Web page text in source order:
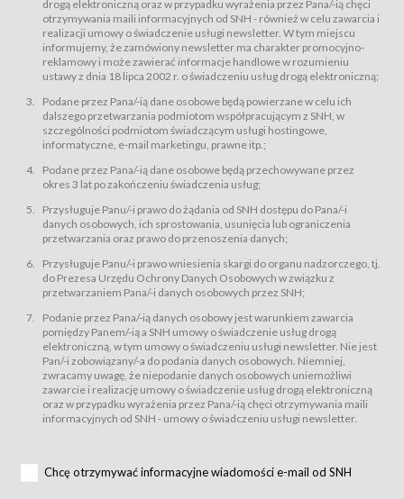
świadczenia Usługobiorcom Usług przez Usługodawcę, z
zastrzeżeniem usług, o których mowa w ust. 2 pkt. 4 i 5 poniżej, których
zasady świadczenia precyzują odrębne regulaminy,
przetwarzania przez Usługodawcę danych osobowych Usługobiorców
będących osobami fizycznymi.
świadczy Usługi drogą elektroniczną w rozumieniu ustawy z dnia 18 lipca
2002 r. o świadczeniu usług drogą elektroniczną (Dz.U. z 2002 r., Nr 144, poz.
1204, z późń. zm.). Usługi świadczone są nieodpłatnie.
usługę przeglądania i odczytywania przez Usługobiorców materiałów
zamieszczanych w Serwisie,
usługę utrzymywania konta użytkownika w Serwisie,
usługę newsletter,
usługę zawierania na odległość umów nabycia Karnetów i Biletów,
usługę zawierania na odległość umów sprzedaży w Sklepie.
dnia 18 lipca 2002 r. o świadczeniu usług drogą elektroniczną (Dz.U. z 2002
r., Nr 144, poz. 1204, z późń. zm.). Usługi świadczone są nieodpłatnie.
Na zasadach określonych w Regulaminie dostęp do Serwisu jest otwarty dla
Usługobiorca przed rozpoczęciem korzystania z Serwisu jest zobowiązany
zapoznać się z Regulaminem. Założenie konta w Serwisie oraz zamówienie
usługi newsletter za pośrednictwem przeznaczonego do tego formularza
zamieszczonego na stronach Serwisu dostępnych dla wszystkich
Usługobiorców wymaga akceptacji postanowień Regulaminu.
Usługobiorca zobowiązany jest do przestrzegania postanowień Regulaminu
od chwili rozpoczęcia korzystania z Serwisu.
Regulamin jest udostępniony Usługobiorcom nieodpłatnie za
Warunki techniczne korzystania z Usług
drogą elektroniczną oraz w przypadku wyrażenia przez Pana/-ią chęci
otrzymywania maili informacyjnych od SNH - również w celu zawarcia i
realizacji umowy o świadczenie usługi newsletter. W tym miejscu
informujemy, że zamówiony newsletter ma charakter promocyjno-
reklamowy i może zawierać informacje handlowe w rozumieniu
ustawy z dnia 18 lipca 2002 r. o świadczeniu usług drogą elektroniczną;
Podane przez Pana/-ią dane osobowe będą powierzane w celu ich
dalszego przetwarzania podmiotom współpracującym z SNH, w
szczególności podmiotom świadczącym usługi hostingowe,
informatyczne, e-mail marketingu, prawne itp.;
Podane przez Pana/-ią dane osobowe będą przechowywane przez
okres 3 lat po zakończeniu świadczenia usług;
Przysługuje Panu/-i prawo do żądania od SNH dostępu do Pana/-i
danych osobowych, ich sprostowania, usunięcia lub ograniczenia
przetwarzania oraz prawo do przenoszenia danych;
Przysługuje Panu/-i prawo wniesienia skargi do organu nadzorczego, tj.
do Prezesa Urzędu Ochrony Danych Osobowych w związku z
przetwarzaniem Pana/-i danych osobowych przez SNH;
Podanie przez Pana/-ią danych osobowy jest warunkiem zawarcia
pomiędzy Panem/-ią a SNH umowy o świadczenie usług drogą
elektroniczną, w tym umowy o świadczeniu usługi newsletter. Nie jest
Pan/-i zobowiązany/-a do podania danych osobowych. Niemniej,
zwracamy uwagę, że niepodanie danych osobowych uniemożliwi
zawarcie i realizację umowy o świadczenie usług drogą elektroniczną
oraz w przypadku wyrażenia przez Pana/-ią chęci otrzymywania maili
informacyjnych od SNH - umowy o świadczeniu usługi newsletter.
Chcę otrzymywać informacyjne wiadomości e-mail od SNH